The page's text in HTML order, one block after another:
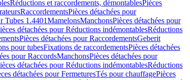
Réductions et raccordements, démontablesPièces
RaccordementsPièces détachées pour
Tubes 1.4401MamelonsManchonsPièces détachées pour
détachées pour Réductions indémontablesRéductions
Pièces détachées pour RaccordementsGeberit
pour tubesFixations de raccordementsPièces détachées
pour RaccordsManchonsPièces détachées pour
détachées pour Réductions indémontablesRéductions
détachées pour FermeturesTés pour chauffagePièces